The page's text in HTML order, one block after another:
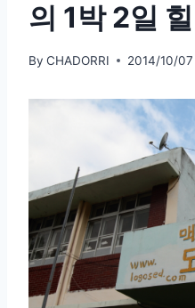
의 1박 2일
By CHADORRI 2014/10/07